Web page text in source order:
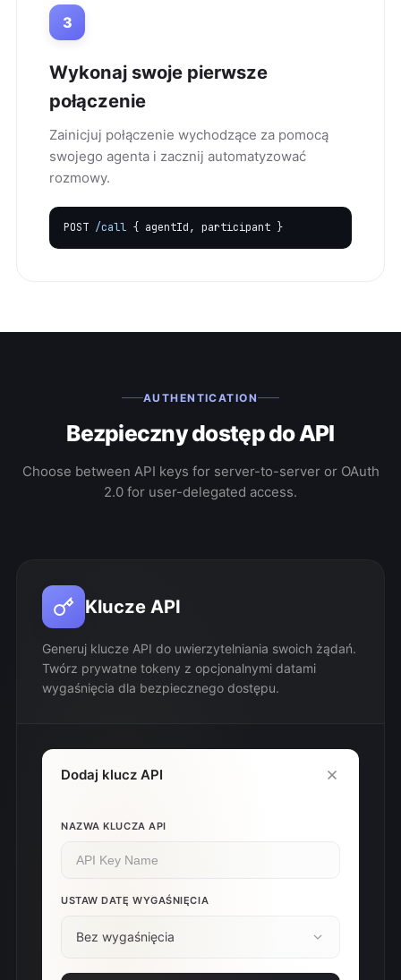
3
Wykonaj swoje pierwsze
połączenie
Zainicjuj połączenie wychodzące za pomocą
swojego agenta i zacznij automatyzować
rozmowy.
POST /call { agentId, participant }
AUTHENTICATION
Bezpieczny dostęp do API
Choose between API keys for server-to-server or OAuth
2.0 for user-delegated access.
Klucze API
Generuj klucze API do uwierzytelniania swoich żądań.
Twórz prywatne tokeny z opcjonalnymi datami
wygaśnięcia dla bezpiecznego dostępu.
Dodaj klucz API
NAZWA KLUCZA API
USTAW DATĘ WYGAŚNIĘCIA
Bez wygaśnięcia